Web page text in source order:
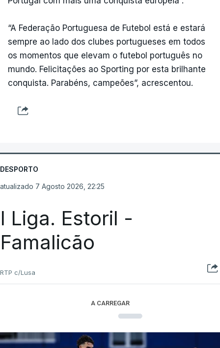
“A Federação Portuguesa de Futebol está e estará
sempre ao lado dos clubes portugueses em todos
os momentos que elevam o futebol português no
mundo. Felicitações ao Sporting por esta brilhante
conquista. Parabéns, campeões”, acrescentou.
DESPORTO
atualizado 7 Agosto 2026, 22:25
I Liga. Estoril -
Famalicão
RTP c/Lusa
A CARREGAR